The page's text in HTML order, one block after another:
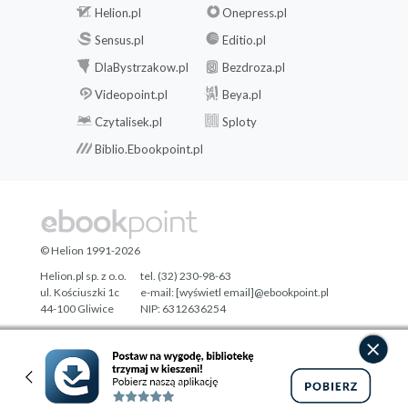
Helion.pl
Onepress.pl
Sensus.pl
Editio.pl
DlaBystrzakow.pl
Bezdroza.pl
Videopoint.pl
Beya.pl
Czytalisek.pl
Sploty
Biblio.Ebookpoint.pl
Designed with ♥ byTonik.pl
© Helion 1991-2026
Helion.pl sp. z o.o.
ul. Kościuszki 1c
44-100 Gliwice
tel. (32) 230-98-63
e-mail:[wyświetl email]@ebookpoint.pl
NIP: 6312636254
Regon: 241989027
Pełna wersja strony »